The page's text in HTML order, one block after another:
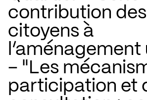
contribution des
citoyens à
– "Les
participation et